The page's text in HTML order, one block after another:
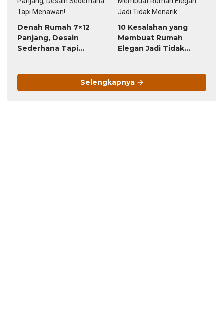
Denah Rumah 7×12
Panjang, Desain
Sederhana Tapi
10 Kesalahan yang
Membuat Rumah
Elegan Jadi Tidak
Selengkapnya